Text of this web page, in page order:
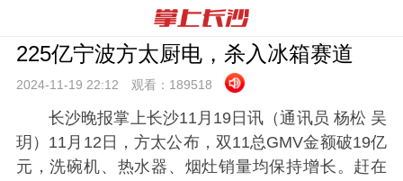
225亿宁波方太厨电，杀入冰箱赛道
2024-11-19 22:12 观看： 189518
长沙晚报掌上长沙11月19日讯（通讯员 杨松 吴
玥）11月12日，方太公布，双11总GMV金额破19亿
元，洗碗机、热水器、烟灶销量均保持增长。赶在